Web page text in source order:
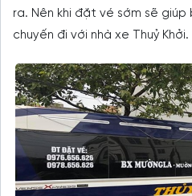
ra. Nên khi đặt vé sớm sẽ
chuyến đi với nhà xe Thuỷ Khởi.